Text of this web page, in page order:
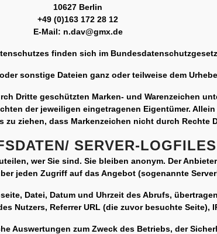
10627 Berlin
+49 (0)163 172 28 12
E-Mail: n.dav@gmx.de
finden sich im
sonstige Dateien ganz oder teilweise dem
Dritte geschützten Marken- und Warenzeichen
der jeweiligen eingetragenen Eigentümer.
ziehen, dass Markenzeichen nicht durch Rechte
SERVER-LOGFILES
wer Sie sind. Sie bleiben anonym. Der
jeden Zugriff auf das Angebot (sogenannte
Datei, Datum und Uhrzeit des Abrufs,
Nutzers, Referrer URL (die zuvor besuchte Seite),
Auswertungen zum Zweck des Betriebs, der